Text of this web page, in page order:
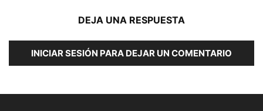
DEJA UNA RESPUESTA
INICIAR SESIÓN PARA DEJAR UN COMENTARIO